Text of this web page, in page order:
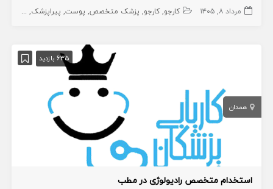
مرداد ۸, ۱۴۰۵ کارجو کارجو پزشک متخصص پوست پیراپزشک
635 بازدید
همدان
استخدام متخصص رادیولوژی در مطب